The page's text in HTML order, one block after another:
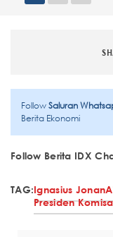
FollowSaluran
Berita Ekonomi
Follow Berita IDX
TAG:Ignasius Jonan
Presiden